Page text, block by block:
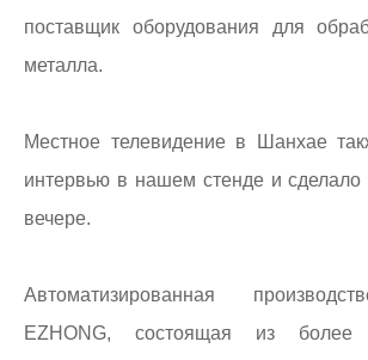
поставщик оборудования для
металла.
Местное телевидение в Шанхае
интервью в нашем стенде и сделало
вечере.
Автоматизированная
EZHONG, состоящая из